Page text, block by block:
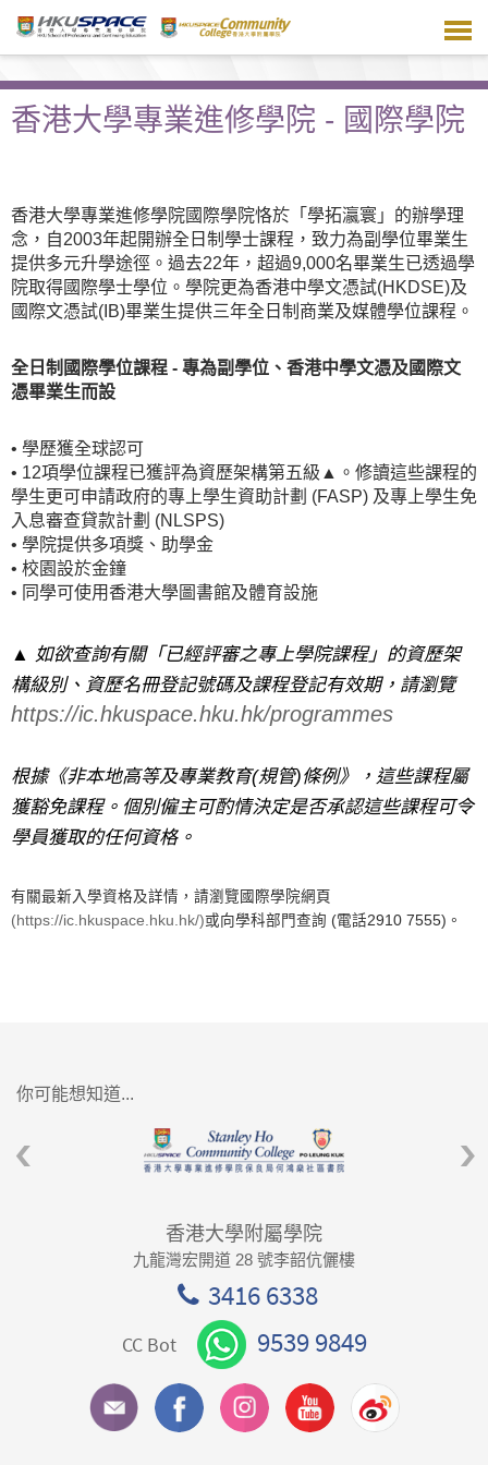
主
容香港大學專業進修學院 - 國際學院
香港大學專業進修學院國際學院恪於「學拓瀛寰」的辦學理
念，自2003年起開辦全日制學士課程，致力為副學位畢業生
提供多元升學途徑。過去22年，超過9,000名畢業生已透過學
院取得國際學士學位。學院更為香港中學文憑試(HKDSE)及
國際文憑試(IB)畢業生提供三年全日制商業及媒體學位課程。
全日制國際學位課程 - 專為副學位、香港中學文憑及國際文
憑畢業生而設
• 學歷獲全球認可
• 12項學位課程已獲評為資歷架構第五級▲。修讀這些課程的
學生更可申請政府的專上學生資助計劃 (FASP) 及專上學生免
入息審查貸款計劃 (NLSPS)
• 學院提供多項獎、助學金
• 校園設於金鐘
• 同學可使用香港大學圖書館及體育設施
▲ 如欲查詢有關「已經評審之專上學院課程」的資歷架
構級別、資歷名冊登記號碼及課程登記有效期，請瀏覽
https://ic.hkuspace.hku.hk/programmes
根據《非本地高等及專業教育(規管)條例》，這些課程屬
獲豁免課程。個別僱主可酌情決定是否承認這些課程可令
學員獲取的任何資格。
有關最新入學資格及詳情，請瀏覽國際學院網頁
(https://ic.hkuspace.hku.hk/)或向學科部門查詢 (電話2910 7555)。
你可能想知道...
香港大學附屬學院
九龍灣宏開道 28 號李韶伉儷樓
3416 6338
CC Bot 9539 9849